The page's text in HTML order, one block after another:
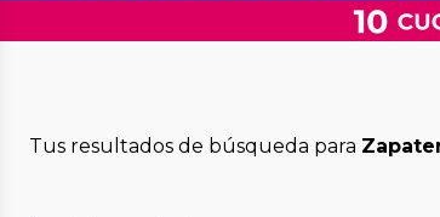
Tus resultados de búsqueda para